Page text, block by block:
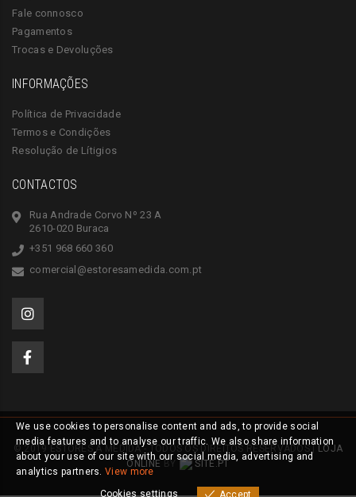
Fale connosco
Pagamentos
Trocas e Devoluções
INFORMAÇÕES
Política de Privacidade
Termos e Condições
Resolução de Lítigios
CONTACTOS
Rua Andrade Corvo Nº 23 A
2610-020 Buraca
+351 968 660 360
comercial@estoresamedida.com.pt
© 2019 ESTORES À MEDIDA - TODOS OS DIREITOS RESERVADOS |
LOJA
ONLINE BY SITE.PT
We use cookies to personalise content and ads, to provide social
media features and to analyse our traffic. We also share information
about your use of our site with our social media, advertising and
analytics partners.View more
Cookies settings
Accept